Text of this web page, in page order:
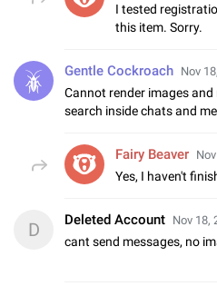
I tested
this item. Sorry.
Gentle Cockroach Nov
Cannot render images
search inside chats and
Fairy Beaver
Yes, I haven't
D Deleted Account Nov 18,
cant send messages, no